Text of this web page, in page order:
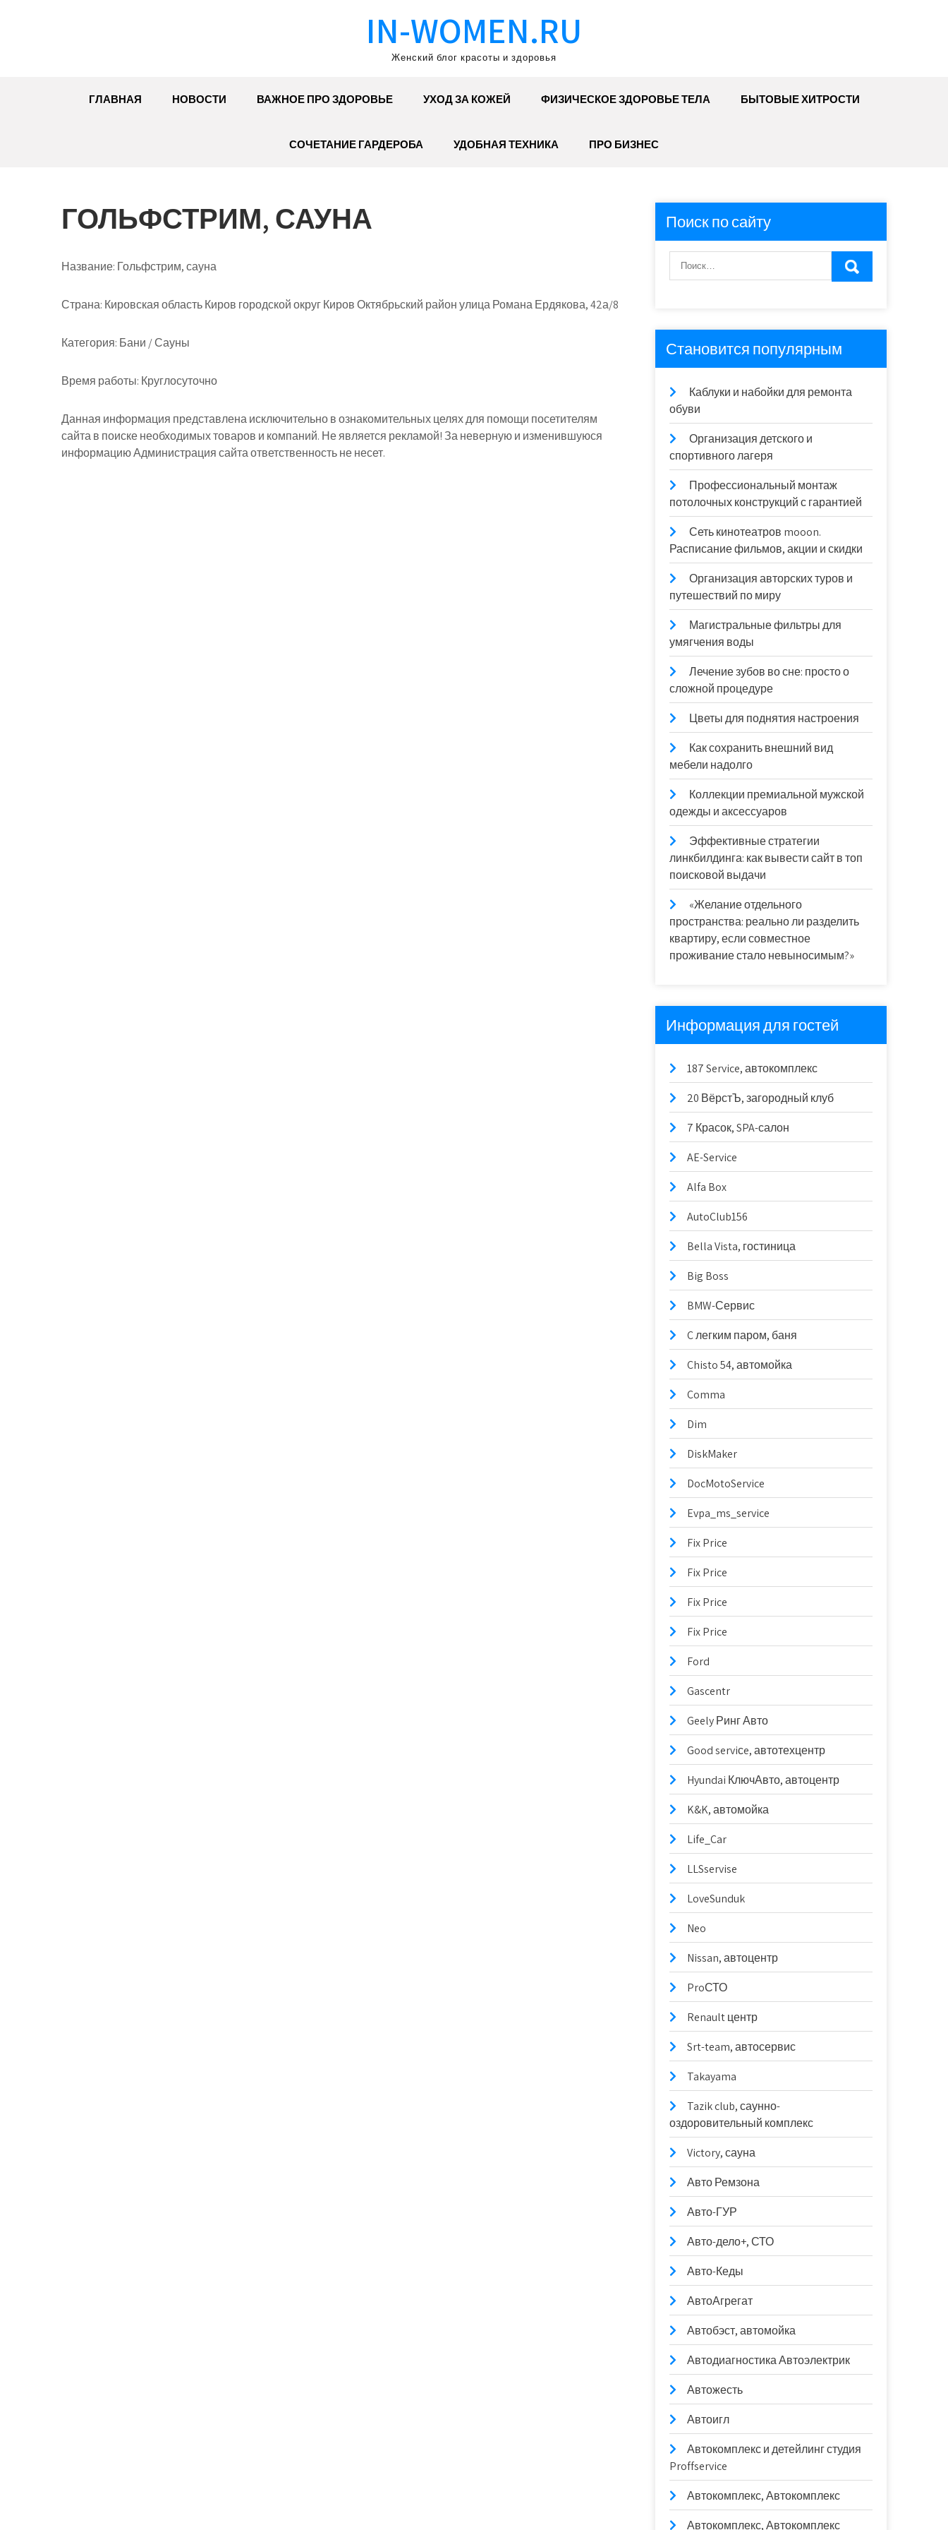
IN-WOMEN.RU
Женский блог красоты и здоровья
ГЛАВНАЯ НОВОСТИ ВАЖНОЕ ПРО ЗДОРОВЬЕ УХОД ЗА КОЖЕЙ ФИЗИЧЕСКОЕ ЗДОРОВЬЕ ТЕЛА БЫТОВЫЕ ХИТРОСТИ
СОЧЕТАНИЕ ГАРДЕРОБА УДОБНАЯ ТЕХНИКА ПРО БИЗНЕС
ГОЛЬФСТРИМ, САУНА
Название: Гольфстрим, сауна
Страна: Кировская область Киров городской округ Киров Октябрьский район улица Романа Ердякова, 42а/8
Категория: Бани / Сауны
Время работы: Круглосуточно
Данная информация представлена исключительно в ознакомительных целях для помощи посетителям
сайта в поиске необходимых товаров и компаний. Не является рекламой! За неверную и изменившуюся
информацию Администрация сайта ответственность не несет.
Поиск по сайту
Становится популярным
Каблуки и набойки для ремонта
обуви
Организация детского и
спортивного лагеря
Профессиональный монтаж
потолочных конструкций с гарантией
Сеть кинотеатров mooon.
Расписание фильмов, акции и скидки
Организация авторских туров и
путешествий по миру
Магистральные фильтры для
умягчения воды
Лечение зубов во сне: просто о
сложной процедуре
Цветы для поднятия настроения
Как сохранить внешний вид
мебели надолго
Коллекции премиальной мужской
одежды и аксессуаров
Эффективные стратегии
линкбилдинга: как вывести сайт в топ
поисковой выдачи
«Желание отдельного
пространства: реально ли разделить
квартиру, если совместное
проживание стало невыносимым?»
Информация для гостей
187 Service, автокомплекс
20 ВёрстЪ, загородный клуб
7 Красок, SPA-салон
AE-Service
Alfa Box
AutoClub156
Bella Vista, гостиница
Big Boss
BMW-Сервис
C легким паром, баня
Chisto 54, автомойка
Comma
Dim
DiskMaker
DocMotoService
Evpa_ms_service
Fix Price
Fix Price
Fix Price
Fix Price
Ford
Gascentr
Geely Ринг Авто
Good serviсe, автотехцентр
Hyundai КлючАвто, автоцентр
K&K, автомойка
Life_Car
LLSservise
LoveSunduk
Neo
Nissan, автоцентр
ProСТО
Renault центр
Srt-team, автосервис
Takayama
Tazik club, саунно-
оздоровительный комплекс
Victory, сауна
Авто Ремзона
Авто-ГУР
Авто-дело+, СТО
Авто-Кеды
АвтоАгрегат
Автобэст, автомойка
Автодиагностика Автоэлектрик
Автожесть
Автоигл
Автокомплекс и детейлинг студия
Proffservice
Автокомплекс, Автокомплекс
Автокомплекс, Автокомплекс